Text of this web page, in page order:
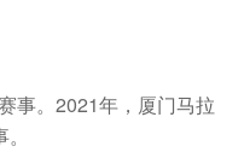
事。2021年，厦门马拉